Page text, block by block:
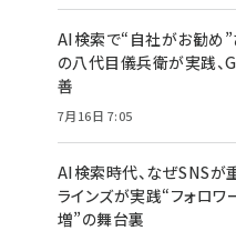
AI検索で“自社がお勧め”
の八代目儀兵衛が実践、
善
7月16日 7:05
AI検索時代、なぜSNSが
ラインズが実践“フォロワ
増”の舞台裏